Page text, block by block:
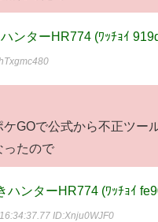
ンターHR774 (ﾜｯﾁｮｲ
ケGOで公式から不正ツー
ったので
ハンターHR774 (ﾜｯﾁｮｲ
ID:Xnju0WJF0